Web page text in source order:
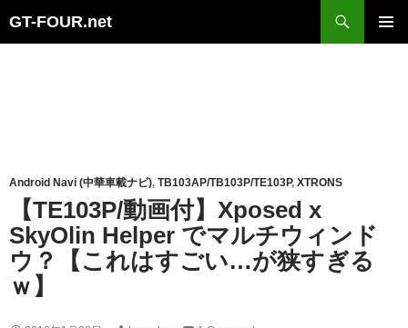
GT-FOUR.net
Android Navi (中華車載ナビ), TB103AP/TB103P/TE103P, XTRONS
【TE103P/動画付】Xposed x
SkyOlin Helper でマルチウィンド
ウ？【これはすごい…が狭すぎる
ｗ】